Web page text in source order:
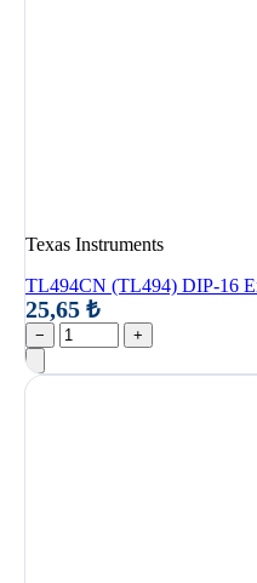
Texas Instruments
TL494CN (TL494) DIP-16
25,65 ₺
− +